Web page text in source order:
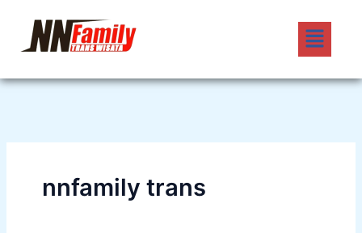
konten
Menu
nnfamily trans
untuk: